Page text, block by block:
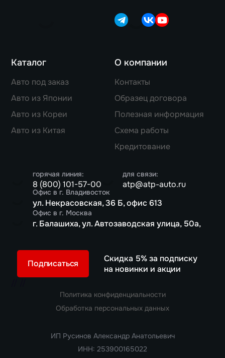
Каталог
Авто под заказ
Авто из Японии
Авто из Кореи
Авто из Китая
О компании
Контакты
Образец договора
Полезная информация
Схема работы
Кредитование
горячая линия:
8 (800) 101-57-00
для связи:
atp@atp-auto.ru
Офис в г. Владивосток
ул. Некрасовская, 36 Б, офис 613
Офис в г. Москва
г. Балашиха, ул. Автозаводская улица, 50а,
Скидка 5% за подписку
на новинки и акции
Подписаться
Политика конфиденциальности
Обработка персональных данных
ИП Русинов Александр Анатольевич
ИНН: 253900165022